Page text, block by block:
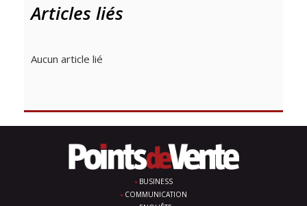
Articles liés
Aucun article lié
BUSINESS
COMMUNICATION